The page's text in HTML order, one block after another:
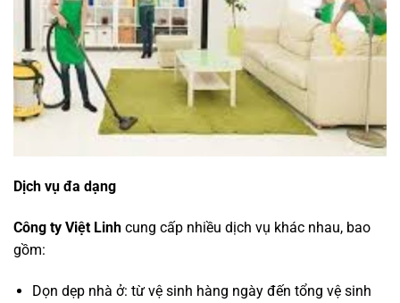
Dịch vụ đa dạng
Công ty Việt Linh cung cấp nhiều dịch vụ khác nhau, bao
gồm:
Dọn dẹp nhà ở: từ vệ sinh hàng ngày đến tổng vệ sinh